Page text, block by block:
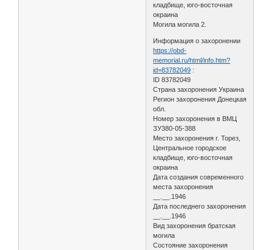
кладбище, юго-восточная
окраина
Могила могила 2.
Информация о захоронении
https://obd-
memorial.ru/html/info.htm?
id=83782049 :
ID 83782049
Страна захоронения Украина
Регион захоронения Донецкая
обл.
Номер захоронения в ВМЦ
ЗУ380-05-388
Место захоронения г. Торез,
Центральное городское
кладбище, юго-восточная
окраина
Дата создания современного
места захоронения
__.__.1946
Дата последнего захоронения
__.__.1946
Вид захоронения братская
могила
Состояние захоронения